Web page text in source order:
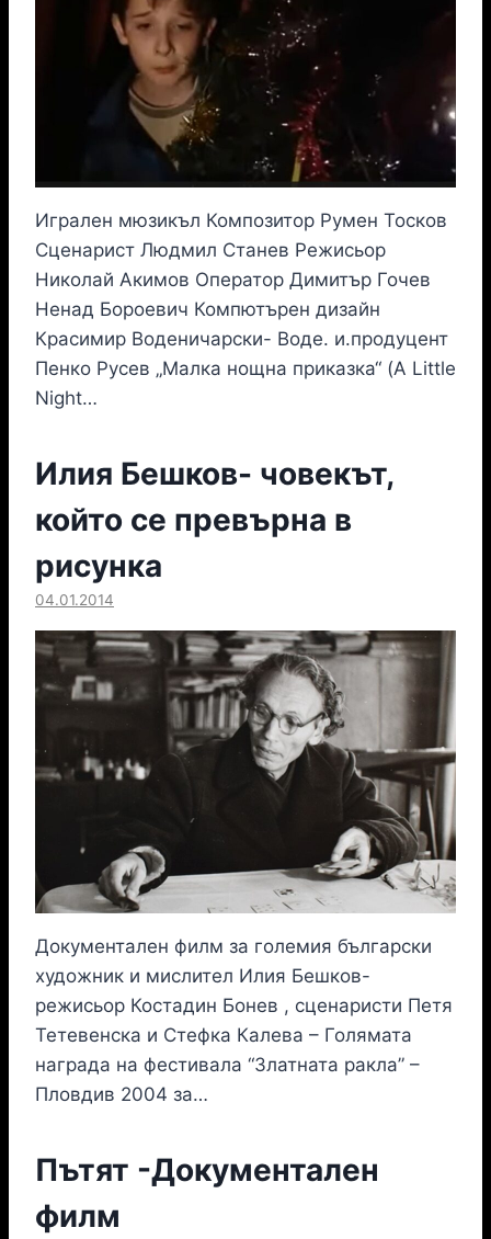
Игрален мюзикъл Композитор Румен Тосков
Сценарист Людмил Станев Режисьор
Николай Акимов Оператор Димитър Гочев
Ненад Бороевич Компютърен дизайн
Красимир Воденичарски- Воде. и.продуцент
Пенко Русев „Малка нощна приказка“ (A Little
Night…
Илия Бешков- човекът,
който се превърна в
рисунка
04.01.2014
Документален филм за големия български
художник и мислител Илия Бешков-
режисьор Костадин Бонев , сценаристи Петя
Тетевенска и Стефка Калева – Голямата
награда на фестивала “Златната ракла” –
Пловдив 2004 за…
Пътят -Документален
филм